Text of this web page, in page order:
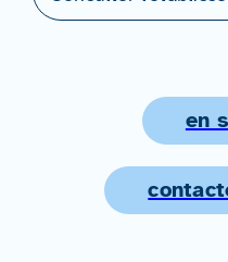
en